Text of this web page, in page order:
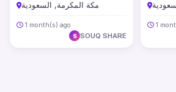
مكة المكرمة, السعودية
1 month(s) ago
S SOUQ SHARE
1